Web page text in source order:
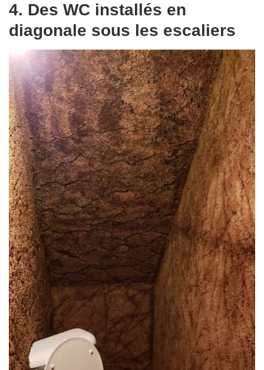
4. Des WC installés en
diagonale sous les escaliers